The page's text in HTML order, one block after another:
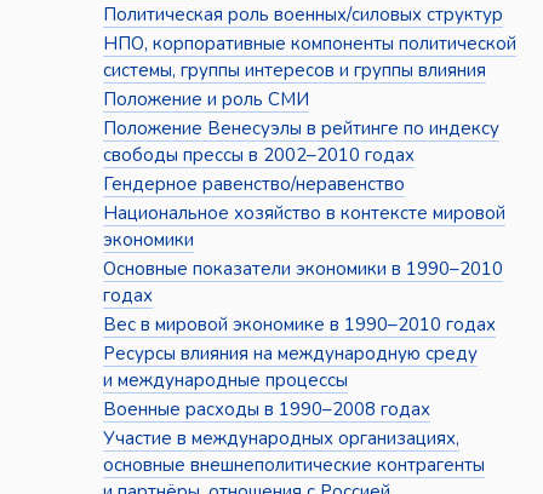
Политическая роль военных/силовых структур
НПО, корпоративные компоненты политической
системы, группы интересов и группы влияния
Положение и роль СМИ
Положение Венесуэлы в рейтинге по индексу
свободы прессы в 2002–2010 годах
Гендерное равенство/неравенство
Национальное хозяйство в контексте мировой
экономики
Основные показатели экономики в 1990–2010
годах
Вес в мировой экономике в 1990–2010 годах
Ресурсы влияния на международную среду
и международные процессы
Военные расходы в 1990–2008 годах
Участие в международных организациях,
основные внешнеполитические контрагенты